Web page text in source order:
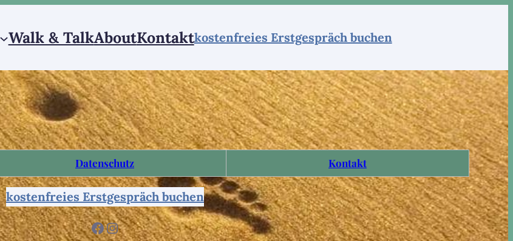
Walk & TalkAboutKontaktkostenfreies Erstgespräch buchen
Datenschutz Kontakt
kostenfreies Erstgespräch buchen
Facebook
Instagram